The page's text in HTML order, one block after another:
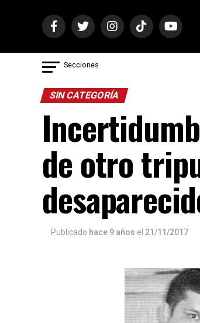
Secciones
SIN CATEGORÍA
de otro
Publicado hace 9 años el 21/11/2017